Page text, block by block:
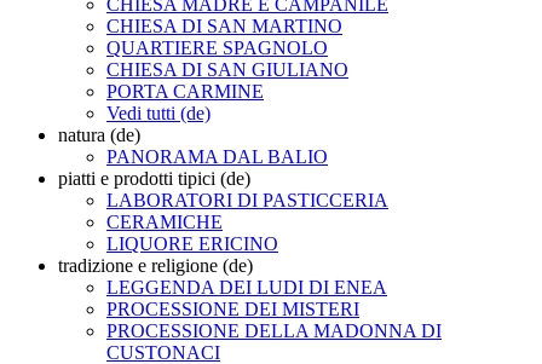
CHIESA DI SAN MARTINO
QUARTIERE SPAGNOLO
CHIESA DI SAN GIULIANO
PORTA CARMINE
Vedi tutti (de)
natura (de)
PANORAMA DAL BALIO
piatti e prodotti tipici (de)
LABORATORI DI PASTICCERIA
CERAMICHE
LIQUORE ERICINO
tradizione e religione (de)
LEGGENDA DEI LUDI DI ENEA
PROCESSIONE DEI MISTERI
PROCESSIONE DELLA MADONNA DI
CUSTONACI